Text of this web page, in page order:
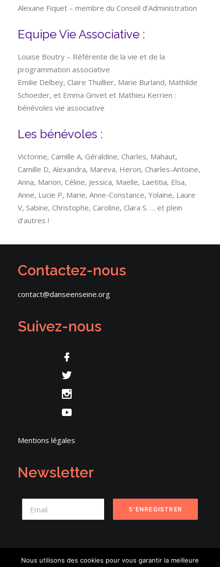
Alexane Fiquet – membre du Conseil d’Administration
Equipe Vie Associative :
Louise Boutry – Référente de la vie et de la
programmation associative
Emilie Delbey, Claire Thuillier, Marie Burland, Mathilde
Schoeder, et Emma Grivet et Mathieu Kerrien :
bénévoles vie associative
Les bénévoles :
Victorine, Camille A, Géraldine, Charles, Mahaut,
Camille D, Alexandra, Mareva, Heron, Charles-Antoine,
Anna, Marion, Céline, Jessica, Maelle, Laetitia, Elsa,
Anne, Lucie P, Marie, Anne-Constance, Yolaine, Laure
V, Sabine, Christophe, Caroline, Clara S. … et plein
d’autres !
Contactez-nous
contact@danseenseine.org
Suivez-nous
Mentions légales
Newsletter
Nous utilisons des cookies pour vous garantir la meilleure